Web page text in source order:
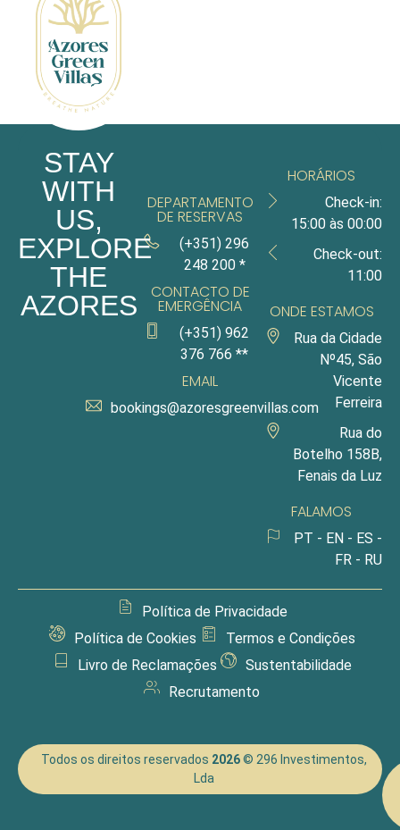
DEPARTAMENTO
DE RESERVAS
(+351) 296
248 200 *
CONTACTO DE
EMERGÊNCIA
(+351) 962
376 766 **
EMAIL
bookings@azoresgreenvillas.com
STAY
WITH
US,
EXPLORE
THE
AZORES
HORÁRIOS
Check-in:
15:00 às 00:00
Check-out:
11:00
ONDE ESTAMOS
Rua da Cidade
Nº45, São
Vicente
Ferreira
Rua do
Botelho 158B,
Fenais da Luz
FALAMOS
PT - EN - ES -
FR - RU
Política de Privacidade
Política de Cookies
Termos e Condições
Livro de Reclamações
Sustentabilidade
Recrutamento
Todos os direitos reservados 2026© 296 Investimentos,
Lda